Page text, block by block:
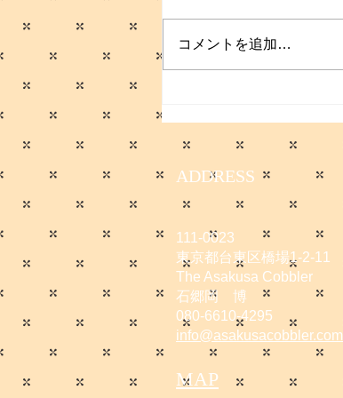
コメントを追加…
ADDRESS
111-0023
東京都台東区橋場1-2-11
The Asakusa Cobbler
石郷岡 博
080-6610-4295
info@asakusacobbler.com
MAP